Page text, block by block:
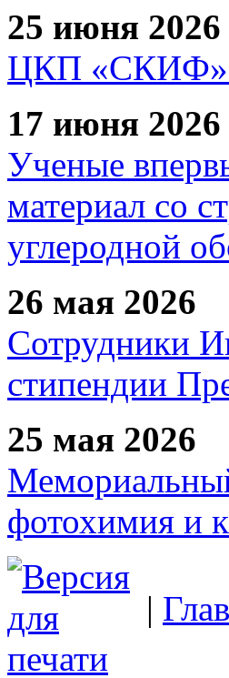
25 июня 2026
ЦКП «СКИФ»:
17 июня 2026
Ученые
материал со
углеродной
26 мая 2026
Сотрудники
стипендии
25 мая 2026
фотохимия и
|